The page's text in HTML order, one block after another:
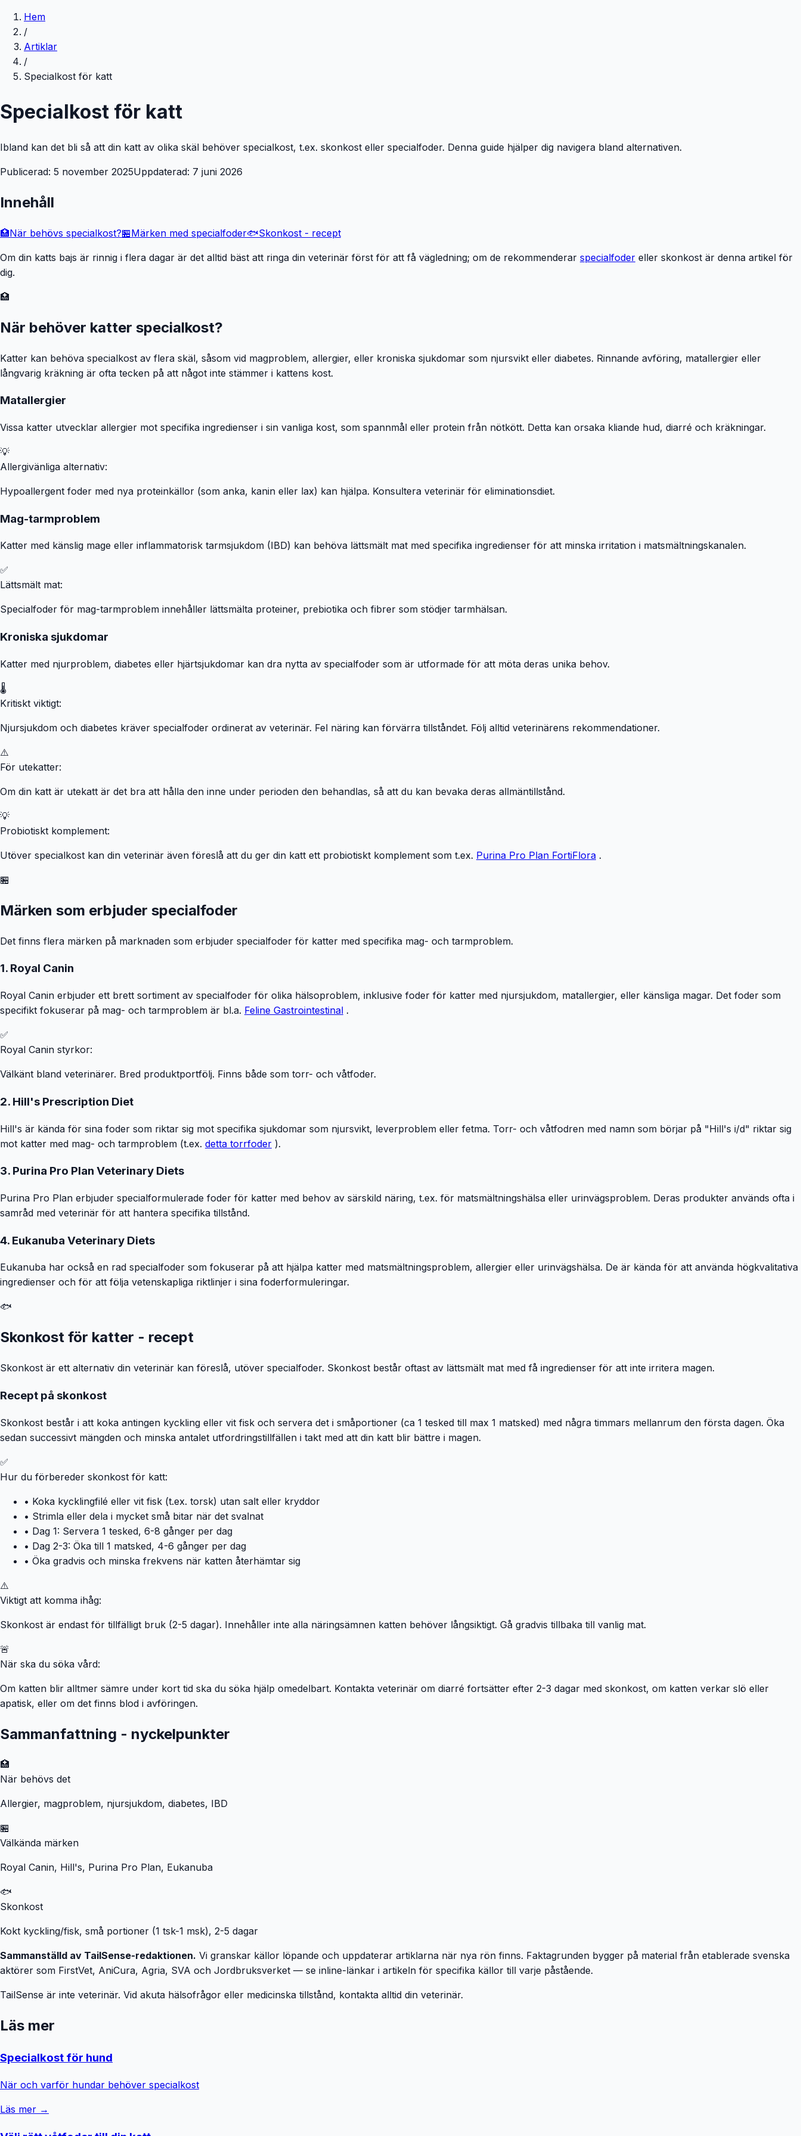
Hem
/
Artiklar
/
Specialkost för katt
Specialkost för katt
Ibland kan det bli så att din katt av olika skäl behöver specialkost, t.ex. skonkost eller specialfoder. Denna guide hjälper dig navigera bland alternativen.
Publicerad: 5 november 2025Uppdaterad: 7 juni 2026
Innehåll
🏥När behövs specialkost?🏪Märken med specialfoder🐟Skonkost - recept
Om din katts bajs är rinnig i flera dagar är det alltid bäst att ringa din veterinär först för att få vägledning; om de rekommenderar specialfoder eller skonkost är denna artikel för
dig.
🏥
När behöver katter specialkost?
Katter kan behöva specialkost av flera skäl, såsom vid magproblem, allergier, eller kroniska sjukdomar som njursvikt eller diabetes. Rinnande avföring, matallergier eller
långvarig kräkning är ofta tecken på att något inte stämmer i kattens kost.
Matallergier
Vissa katter utvecklar allergier mot specifika ingredienser i sin vanliga kost, som spannmål eller protein från nötkött. Detta kan orsaka kliande hud, diarré och kräkningar.
💡
Allergivänliga alternativ:
Hypoallergent foder med nya proteinkällor (som anka, kanin eller lax) kan hjälpa. Konsultera veterinär för eliminationsdiet.
Mag-tarmproblem
Katter med känslig mage eller inflammatorisk tarmsjukdom (IBD) kan behöva lättsmält mat med specifika ingredienser för att minska irritation i matsmältningskanalen.
✅
Lättsmält mat:
Specialfoder för mag-tarmproblem innehåller lättsmälta proteiner, prebiotika och fibrer som stödjer tarmhälsan.
Kroniska sjukdomar
Katter med njurproblem, diabetes eller hjärtsjukdomar kan dra nytta av specialfoder som är utformade för att möta deras unika behov.
🌡️
Kritiskt viktigt:
Njursjukdom och diabetes kräver specialfoder ordinerat av veterinär. Fel näring kan förvärra tillståndet. Följ alltid veterinärens rekommendationer.
⚠️
För utekatter:
Om din katt är utekatt är det bra att hålla den inne under perioden den behandlas, så att du kan bevaka deras allmäntillstånd.
💡
Probiotiskt komplement:
Utöver specialkost kan din veterinär även föreslå att du ger din katt ett probiotiskt komplement som t.ex. Purina Pro Plan FortiFlora .
🏪
Märken som erbjuder specialfoder
Det finns flera märken på marknaden som erbjuder specialfoder för katter med specifika mag- och tarmproblem.
1. Royal Canin
Royal Canin erbjuder ett brett sortiment av specialfoder för olika hälsoproblem, inklusive foder för katter med njursjukdom, matallergier, eller känsliga magar. Det foder som
specifikt fokuserar på mag- och tarmproblem är bl.a. Feline Gastrointestinal .
✅
Royal Canin styrkor:
Välkänt bland veterinärer. Bred produktportfölj. Finns både som torr- och våtfoder.
2. Hill's Prescription Diet
Hill's är kända för sina foder som riktar sig mot specifika sjukdomar som njursvikt, leverproblem eller fetma. Torr- och våtfodren med namn som börjar på "Hill's i/d" riktar sig
mot katter med mag- och tarmproblem (t.ex. detta torrfoder ).
3. Purina Pro Plan Veterinary Diets
Purina Pro Plan erbjuder specialformulerade foder för katter med behov av särskild näring, t.ex. för matsmältningshälsa eller urinvägsproblem. Deras produkter används ofta i
samråd med veterinär för att hantera specifika tillstånd.
4. Eukanuba Veterinary Diets
Eukanuba har också en rad specialfoder som fokuserar på att hjälpa katter med matsmältningsproblem, allergier eller urinvägshälsa. De är kända för att använda högkvalitativa
ingredienser och för att följa vetenskapliga riktlinjer i sina foderformuleringar.
🐟
Skonkost för katter - recept
Skonkost är ett alternativ din veterinär kan föreslå, utöver specialfoder. Skonkost består oftast av lättsmält mat med få ingredienser för att inte irritera magen.
Recept på skonkost
Skonkost består i att koka antingen kyckling eller vit fisk och servera det i småportioner (ca 1 tesked till max 1 matsked) med några timmars mellanrum den första dagen. Öka
sedan successivt mängden och minska antalet utfordringstillfällen i takt med att din katt blir bättre i magen.
✅
Hur du förbereder skonkost för katt:
• Koka kycklingfilé eller vit fisk (t.ex. torsk) utan salt eller kryddor
• Strimla eller dela i mycket små bitar när det svalnat
• Dag 1: Servera 1 tesked, 6-8 gånger per dag
• Dag 2-3: Öka till 1 matsked, 4-6 gånger per dag
• Öka gradvis och minska frekvens när katten återhämtar sig
⚠️
Viktigt att komma ihåg:
Skonkost är endast för tillfälligt bruk (2-5 dagar). Innehåller inte alla näringsämnen katten behöver långsiktigt. Gå gradvis tillbaka till vanlig mat.
🚨
När ska du söka vård:
Om katten blir alltmer sämre under kort tid ska du söka hjälp omedelbart. Kontakta veterinär om diarré fortsätter efter 2-3 dagar med skonkost, om katten verkar slö eller
apatisk, eller om det finns blod i avföringen.
Sammanfattning - nyckelpunkter
🏥
När behövs det
Allergier, magproblem, njursjukdom, diabetes, IBD
🏪
Välkända märken
Royal Canin, Hill's, Purina Pro Plan, Eukanuba
🐟
Skonkost
Kokt kyckling/fisk, små portioner (1 tsk-1 msk), 2-5 dagar
Sammanställd av TailSense-redaktionen. Vi granskar källor löpande och uppdaterar artiklarna när nya rön finns. Faktagrunden bygger på material från etablerade svenska
aktörer som FirstVet, AniCura, Agria, SVA och Jordbruksverket — se inline-länkar i artikeln för specifika källor till varje påstående.
TailSense är inte veterinär. Vid akuta hälsofrågor eller medicinska tillstånd, kontakta alltid din veterinär.
Läs mer
Specialkost för hund
När och varför hundar behöver specialkost
Läs mer →